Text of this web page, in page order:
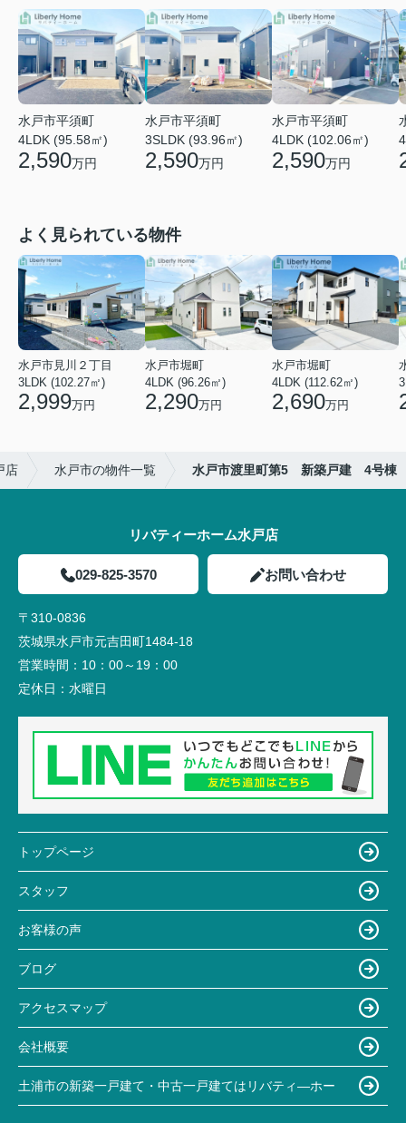
水戸市平須町
4LDK (95.58㎡)
2,590万円
水戸市平須町
3SLDK (93.96㎡)
2,590万円
水戸市平須町
4LDK (102.06㎡)
2,590万円
よく見られている物件
水戸市見川２丁目
3LDK (102.27㎡)
2,999万円
水戸市堀町
4LDK (96.26㎡)
2,290万円
水戸市堀町
4LDK (112.62㎡)
2,690万円
店 水戸市の物件一覧 水戸市渡里町第5 新築戸建 4号棟
リバティーホーム水戸店
029-825-3570 お問い合わせ
〒310-0836
茨城県水戸市元吉田町1484-18
営業時間： 10：00～19：00
定休日： 水曜日
トップページ
スタッフ
お客様の声
ブログ
アクセスマップ
会社概要
土浦市の新築一戸建て・中古一戸建てはリバティ―ホー